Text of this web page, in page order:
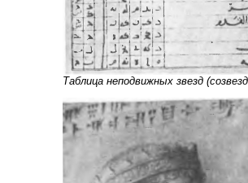
Таблица неподвижных звезд